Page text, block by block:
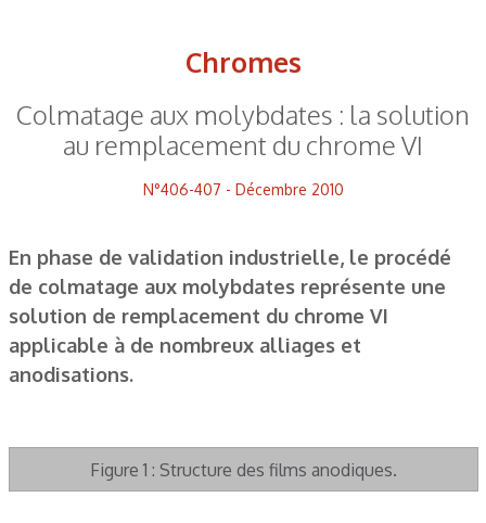
Chromes
Colmatage aux molybdates : la solution
au remplacement du chrome VI
N°406-407 - Décembre 2010
En phase de validation industrielle, le procédé
de colmatage aux molybdates représente une
solution de remplacement du chrome VI
applicable à de nombreux alliages et
anodisations.
Figure 1 : Structure des films anodiques.